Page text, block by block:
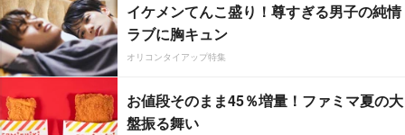
イケメンてんこ盛り！尊すぎる男子の純情
ラブに胸キュン
オリコンタイアップ特集
お値段そのまま45％増量！ファミマ夏の大
盤振る舞い